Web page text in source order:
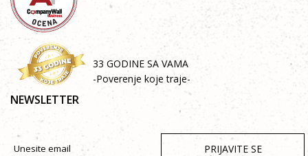
33 GODINE SA VAMA
-Poverenje koje traje-
NEWSLETTER
PRIJAVITE SE